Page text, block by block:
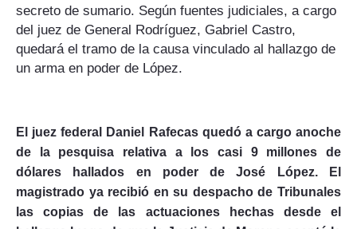
Clima
Agronegocios
Mercados
Seguinos
secreto de sumario. Según fuentes judiciales, a cargo
del juez de General Rodríguez, Gabriel Castro,
quedará el tramo de la causa vinculado al hallazgo de
un arma en poder de López.
El juez federal Daniel Rafecas quedó a cargo anoche
de la pesquisa relativa a los casi 9 millones de
dólares hallados en poder de José López. El
magistrado ya recibió en su despacho de Tribunales
las copias de las actuaciones hechas desde el